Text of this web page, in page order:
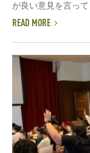
が良い意見を言って
READ MORE